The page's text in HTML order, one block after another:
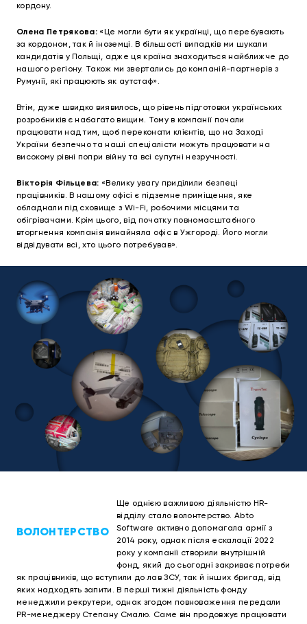
кордону.
Олена Петрякова: «Це могли бути як українці, що перебувають
за кордоном, так й іноземці. В більшості випадків ми шукали
кандидатів у Польщі, адже ця країна знаходиться найближче до
нашого регіону. Також ми звертались до компаній-партнерів з
Румунії, які працюють як аутстаф».
Втім, дуже швидко виявилось, що рівень підготовки українських
розробників є набагато вищим. Тому в компанії почали
працювати над тим, щоб переконати клієнтів, що на Заході
України безпечно та наші спеціалісти можуть працювати на
високому рівні попри війну та всі супутні незручності.
Вікторія Фільцева: «Велику увагу приділили безпеці
працівників. В нашому офісі є підземне приміщення, яке
обладнали під сховище з Wi-Fi, робочими місцями та
обігрівачами. Крім цього, від початку повномасштабного
вторгнення компанія винайняла офіс в Ужгороді. Його могли
відвідувати всі, хто цього потребував».
ВОЛОНТЕРСТВО
Ще однією важливою діяльністю HR-
відділу стало волонтерство. Abto
Software активно допомагала армії з
2014 року, однак після ескалації 2022
року у компанії створили внутрішній
фонд, який до сьогодні закриває потреби
як працівників, що вступили до лав ЗСУ, так й інших бригад, від
яких надходять запити. В перші тижні діяльність фонду
менеджили рекрутери, однак згодом повноваження передали
PR-менеджеру Степану Смалю. Саме він продовжує працювати